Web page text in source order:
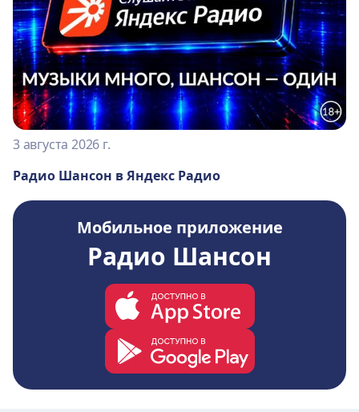
3 августа 2026 г.
Радио Шансон в Яндекс Радио
Мобильное приложение
Радио Шансон